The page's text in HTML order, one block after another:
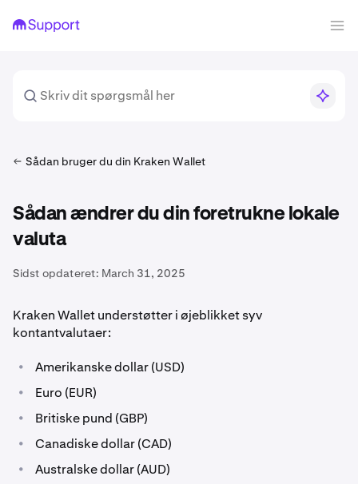
Sådan bruger du din Kraken Wallet
Sådan ændrer du din foretrukne lokale
valuta
Sidst opdateret: March 31, 2025
Kraken Wallet understøtter i øjeblikket syv
kontantvalutaer:
• Amerikanske dollar (USD)
• Euro (EUR)
• Britiske pund (GBP)
• Canadiske dollar (CAD)
• Australske dollar (AUD)